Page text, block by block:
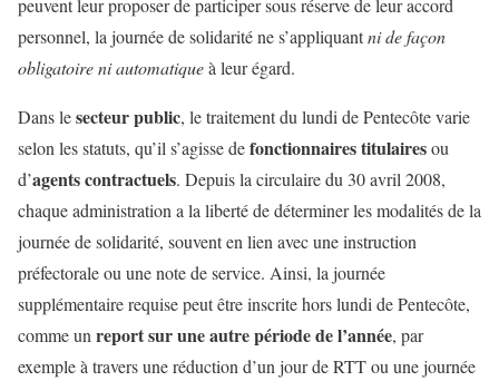
peuvent leur proposer de participer sous réserve de leur accord
personnel, la journée de solidarité ne s’appliquantni de façon
obligatoire ni automatiqueà leur égard.
Dans lesecteur public, le traitement du lundi de Pentecôte varie
selon les statuts, qu’il s’agisse defonctionnaires titulairesou
d’agents contractuels. Depuis la circulaire du 30 avril 2008,
chaque administration a la liberté de déterminer les modalités de la
journée de solidarité, souvent en lien avec une instruction
préfectorale ou une note de service. Ainsi, la journée
supplémentaire requise peut être inscrite hors lundi de Pentecôte,
comme unreport sur une autre période de l’année, par
exemple à travers une réduction d’un jour de RTT ou une journée